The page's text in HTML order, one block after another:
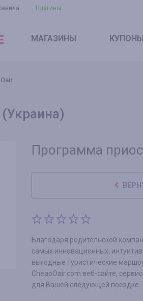
Плагины
МАГАЗИНЫ КУПОНЫ
Программа
Благодаря родительской
самых инновационных,
выгодные туристические
CheapOair.com веб-сайте,
для Вашей следующей поездке.